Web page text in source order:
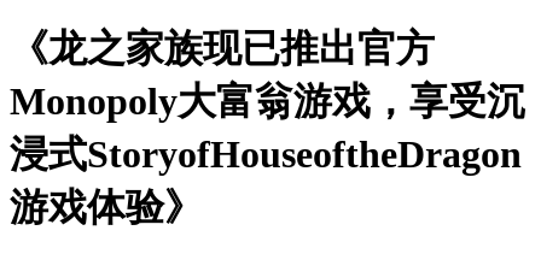
《龙之家族现已推出官方
Monopoly大富翁游戏，享受沉
浸式StoryofHouseoftheDragon
游戏体验》